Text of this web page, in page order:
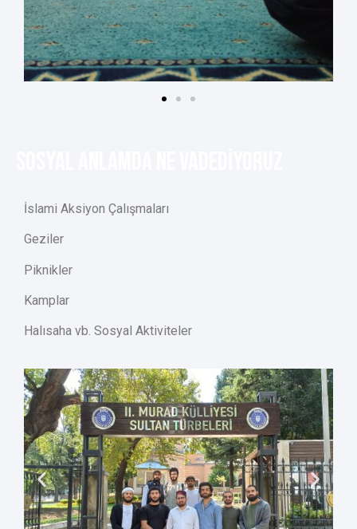
İslami Aksiyon Çalışmaları
Geziler
Piknikler
Kamplar
Halısaha vb. Sosyal Aktiviteler